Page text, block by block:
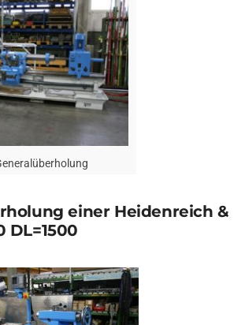
einer Heidenreich &
DL=1500